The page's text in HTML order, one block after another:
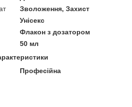
Зволоження, Захист
Унісекс
Флакон з дозатором
50 мл
Професійна